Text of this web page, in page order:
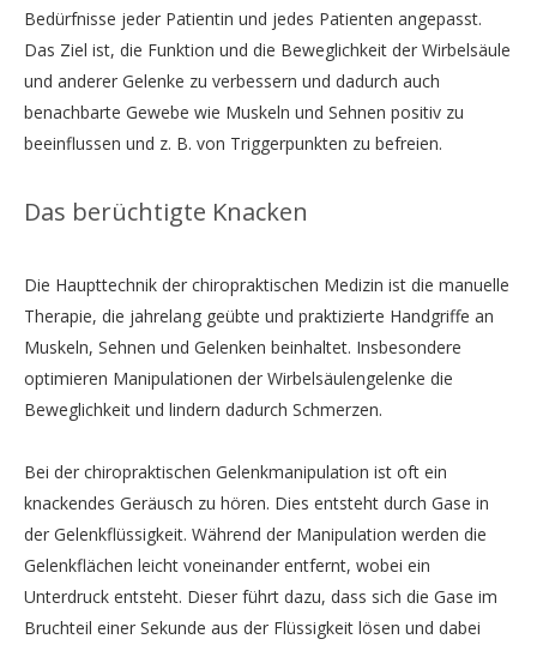
Bedürfnisse jeder Patientin und jedes Patienten angepasst.
Das Ziel ist, die Funktion und die Beweglichkeit der Wirbelsäule
und anderer Gelenke zu verbessern und dadurch auch
benachbarte Gewebe wie Muskeln und Sehnen positiv zu
beeinflussen und z. B. von Triggerpunkten zu befreien.
Das berüchtigte Knacken
Die Haupttechnik der chiropraktischen Medizin ist die manuelle
Therapie, die jahrelang geübte und praktizierte Handgriffe an
Muskeln, Sehnen und Gelenken beinhaltet. Insbesondere
optimieren Manipulationen der Wirbelsäulengelenke die
Beweglichkeit und lindern dadurch Schmerzen.
Bei der chiropraktischen Gelenkmanipulation ist oft ein
knackendes Geräusch zu hören. Dies entsteht durch Gase in
der Gelenkflüssigkeit. Während der Manipulation werden die
Gelenkflächen leicht voneinander entfernt, wobei ein
Unterdruck entsteht. Dieser führt dazu, dass sich die Gase im
Bruchteil einer Sekunde aus der Flüssigkeit lösen und dabei